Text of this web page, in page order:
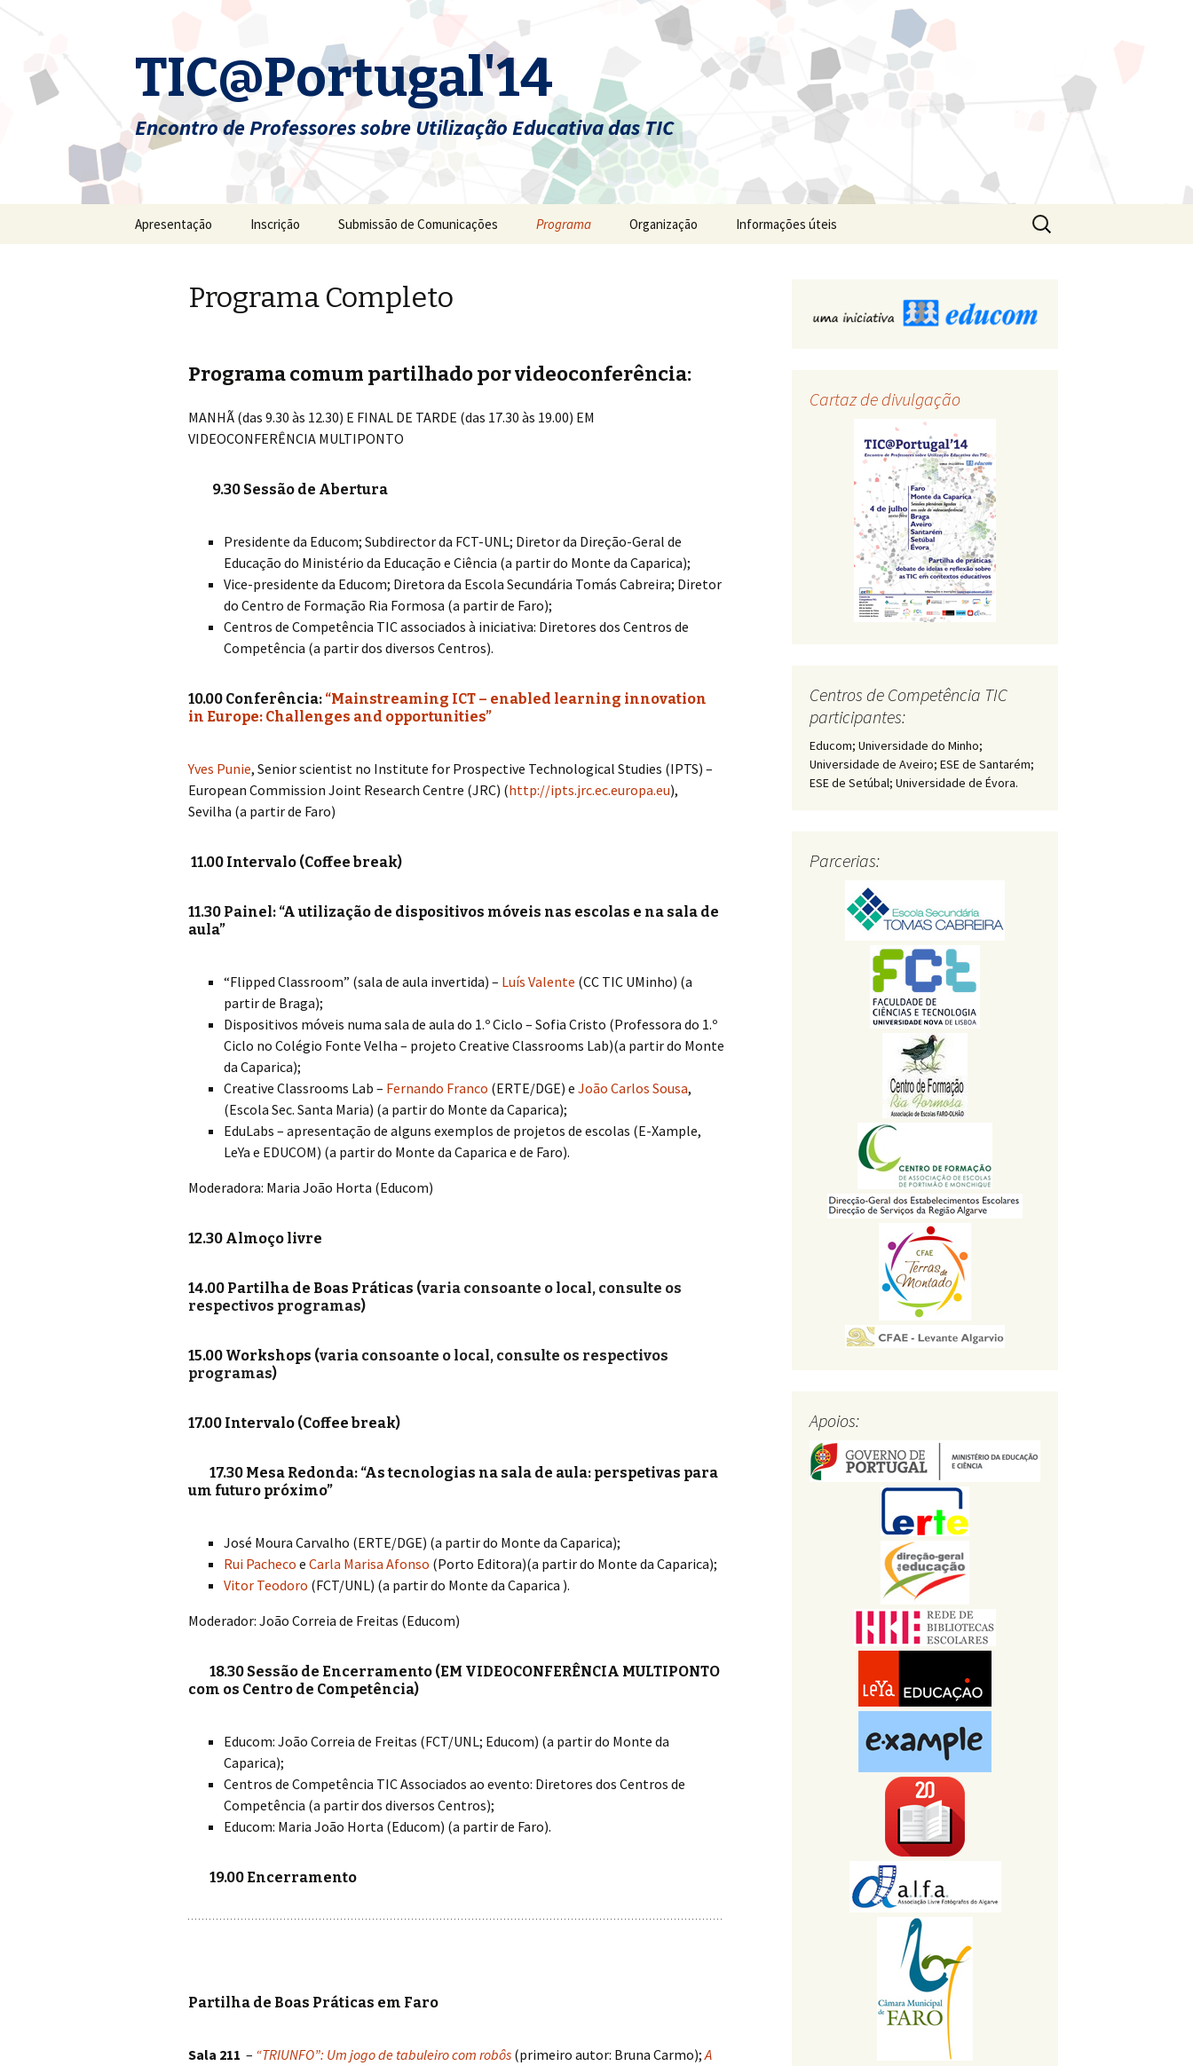
TIC@Portugal'14
Encontro de Professores sobre Utilização Educativa das TIC
Apresentação Inscrição Submissão de Comunicações Programa Organização Informações úteis
Pesquisar
por:
Programa Completo
Programa comum partilhado por videoconferência:
MANHÃ (das 9.30 às 12.30) E FINAL DE TARDE (das 17.30 às 19.00) EM
VIDEOCONFERÊNCIA MULTIPONTO
9.30 Sessão de Abertura
Presidente da Educom; Subdirector da FCT-UNL; Diretor da Direção-Geral de
Educação do Ministério da Educação e Ciência (a partir do Monte da Caparica);
Vice-presidente da Educom; Diretora da Escola Secundária Tomás Cabreira; Diretor
do Centro de Formação Ria Formosa (a partir de Faro);
Centros de Competência TIC associados à iniciativa: Diretores dos Centros de
Competência (a partir dos diversos Centros).
10.00 Conferência: “Mainstreaming ICT – enabled learning innovation
in Europe: Challenges and opportunities”
Yves Punie, Senior scientist no Institute for Prospective Technological Studies (IPTS) –
European Commission Joint Research Centre (JRC) (http://ipts.jrc.ec.europa.eu),
Sevilha (a partir de Faro)
11.00 Intervalo (Coffee break)
11.30 Painel: “A utilização de dispositivos móveis nas escolas e na sala de
aula”
“Flipped Classroom” (sala de aula invertida) – Luís Valente (CC TIC UMinho) (a
partir de Braga);
Dispositivos móveis numa sala de aula do 1.º Ciclo – Sofia Cristo (Professora do 1.º
Ciclo no Colégio Fonte Velha – projeto Creative Classrooms Lab)(a partir do Monte
da Caparica);
Creative Classrooms Lab – Fernando Franco (ERTE/DGE) e João Carlos Sousa,
(Escola Sec. Santa Maria) (a partir do Monte da Caparica);
EduLabs – apresentação de alguns exemplos de projetos de escolas (E-Xample,
LeYa e EDUCOM) (a partir do Monte da Caparica e de Faro).
Moderadora: Maria João Horta (Educom)
12.30 Almoço livre
14.00 Partilha de Boas Práticas (varia consoante o local, consulte os
respectivos programas)
15.00 Workshops (varia consoante o local, consulte os respectivos
programas)
17.00 Intervalo (Coffee break)
17.30 Mesa Redonda: “As tecnologias na sala de aula: perspetivas para
um futuro próximo”
José Moura Carvalho (ERTE/DGE) (a partir do Monte da Caparica);
Rui Pacheco e Carla Marisa Afonso (Porto Editora)(a partir do Monte da Caparica);
Vitor Teodoro (FCT/UNL) (a partir do Monte da Caparica ).
Moderador: João Correia de Freitas (Educom)
18.30 Sessão de Encerramento (EM VIDEOCONFERÊNCIA MULTIPONTO
com os Centro de Competência)
Educom: João Correia de Freitas (FCT/UNL; Educom) (a partir do Monte da
Caparica);
Centros de Competência TIC Associados ao evento: Diretores dos Centros de
Competência (a partir dos diversos Centros);
Educom: Maria João Horta (Educom) (a partir de Faro).
19.00 Encerramento
Partilha de Boas Práticas em Faro
Sala 211 – “TRIUNFO”: Um jogo de tabuleiro com robôs (primeiro autor: Bruna Carmo);A
Cartaz de divulgação
Centros de Competência TIC
participantes:
Educom; Universidade do Minho;
Universidade de Aveiro; ESE de Santarém;
ESE de Setúbal; Universidade de Évora.
Parcerias:
Apoios: